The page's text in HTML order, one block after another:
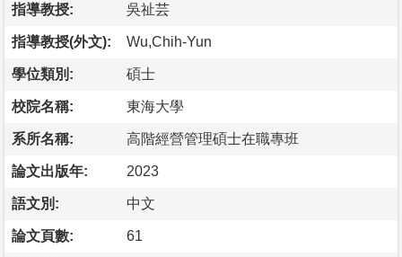
指導教授: 吳祉芸
指導教授(外文): Wu,Chih-Yun
學位類別: 碩士
校院名稱: 東海大學
系所名稱: 高階經營管理碩士在職專班
論文出版年: 2023
語文別: 中文
論文頁數: 61